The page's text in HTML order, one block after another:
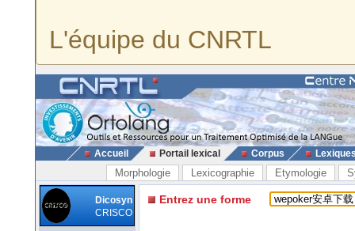
L'équipe du CNRTL
Accueil Portail lexical Corpus
Morphologie Lexicographie Etymologie
Dicosyn
CRISCO
Entrez une forme